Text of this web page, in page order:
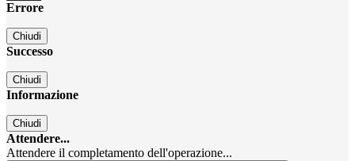
Errore
Chiudi
Successo
Chiudi
Informazione
Chiudi
Attendere...
Attendere il completamento dell'operazione...